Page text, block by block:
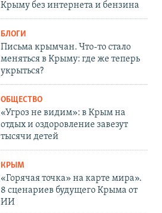
Крыму без интернета и бензина
БЛОГИ
Письма крымчан. Что-то стало
меняться в Крыму: где же теперь
укрыться?
ОБЩЕСТВО
«Угроз не видим»: в Крым на
отдых и оздоровление завезут
тысячи детей
КРЫМ
«Горячая точка» на карте мира».
8 сценариев будущего Крыма от
ИИ